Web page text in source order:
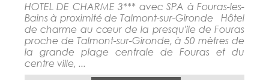
HOTEL DE CHARME 3*** avec SPA à Fouras-les-
Bains à proximité de Talmont-sur-Gironde Hôtel
de charme au cœur de la presqu'ile de Fouras
proche de Talmont-sur-Gironde, à 50 mètres de
la grande plage centrale de Fouras et du
centre ville, ...